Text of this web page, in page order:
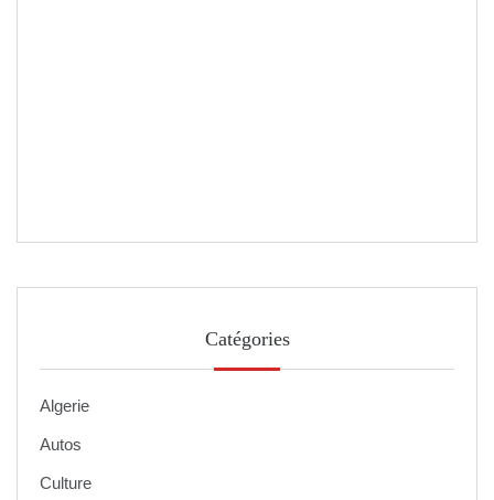
Catégories
Algerie
Autos
Culture